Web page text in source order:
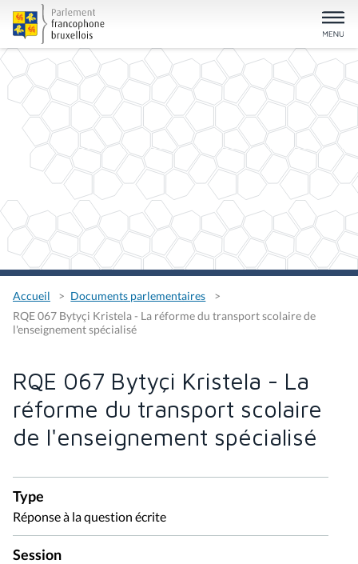
Accueil
Documents parlementaires
RQE 067 Bytyçi Kristela - La réforme du transport scolaire de
l'enseignement spécialisé
RQE 067 Bytyçi Kristela - La
réforme du transport scolaire
de l'enseignement spécialisé
Type
Réponse à la question écrite
Session